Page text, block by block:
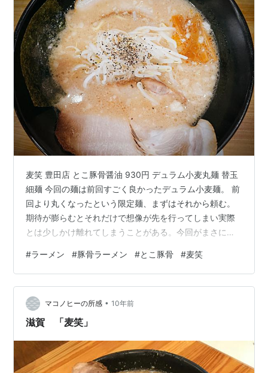
麦笑 豊田店 とこ豚骨醤油 930円 デュラム小麦丸麺 替玉
細麺 今回の麺は前回すごく良かったデュラム小麦麺。 前
回より丸くなったという限定麺、まずはそれから頼む。
期待が膨らむとそれだけで想像が先を行ってしまい実際
とは少しかけ離れてしまうことがある。今回がまさにそ
ってしまう。思い出補正というやつか。 それでも個性の
ある麺は美味しくて満足している。替玉はデフォルトの
細麺。これは大安定。 見た目は緑の具材がなくて色目が
少ないけど何かが足りないような印象はない。ただ写真
映りは良くないので実物の印象。 お店の前に7台ほど駐
#ラーメン #豚骨ラーメン #とこ豚骨 #麦笑
マコノヒーの所感 • 10年前
滋賀 「麦笑」